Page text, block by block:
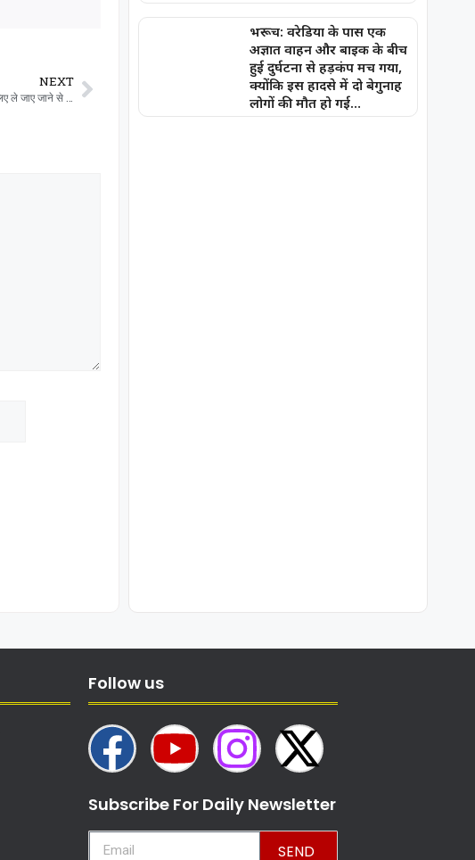
NEXT
वेजलपुर पुलिस ने एक चार पहिया गाड़ी का पीछा किया और दो गायों को काटने के लिए ले जाए जाने से बचाया।
भरूच: वरेडिया के पास एक
अज्ञात वाहन और बाइक के बीच
हुई दुर्घटना से हड़कंप मच गया,
क्योंकि इस हादसे में दो बेगुनाह
लोगों की मौत हो गई…
Follow us
Subscribe For Daily Newsletter
SEND